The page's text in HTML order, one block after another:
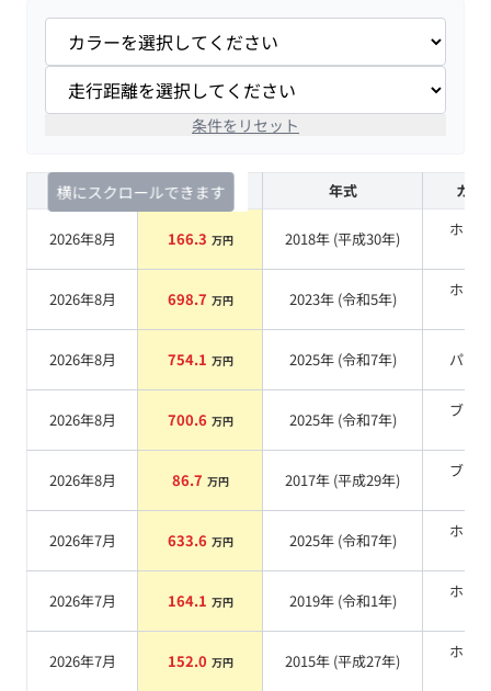
条件をリセット
横にスクロールできます
査定時期 セルカ実績 年式 カラ
2026年8月 166.3 万円 2018年 (平成30年)
ホワ
2026年8月 698.7 万円 2023年 (令和5年)
ホワ
2026年8月 754.1 万円 2025年 (令和7年) パール
2026年8月 700.6 万円 2025年 (令和7年)
ブラ
2026年8月 86.7 万円 2017年 (平成29年)
ブラ
2026年7月 633.6 万円 2025年 (令和7年)
ホワ
2026年7月 164.1 万円 2019年 (令和1年)
ホワ
2026年7月 152.0 万円 2015年 (平成27年)
ホワ